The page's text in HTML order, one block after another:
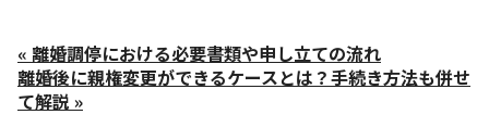
« 離婚調停における必要書類や申し立ての流れ
離婚後に親権変更ができるケースとは？手続き方法も併せ
て解説 »